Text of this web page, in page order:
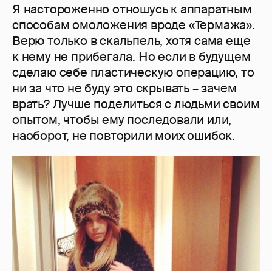
Я настороженно отношусь к аппаратным
способам омоложения вроде «Термажа».
Верю только в скальпель, хотя сама еще
к нему не прибегала. Но если в будущем
сделаю себе пластическую операцию, то
ни за что не буду это скрывать – зачем
врать? Лучше поделиться с людьми своим
опытом, чтобы ему последовали или,
наоборот, не повторили моих ошибок.